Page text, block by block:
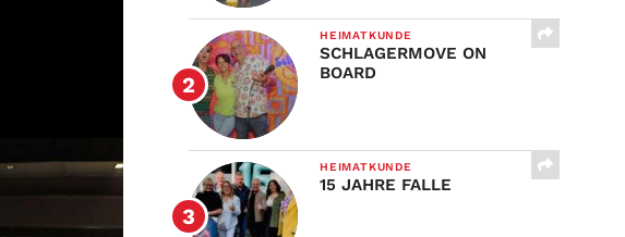
HEIMATKUNDE
SCHLAGERMOVE ON
BOARD
HEIMATKUNDE
15 JAHRE FALLE